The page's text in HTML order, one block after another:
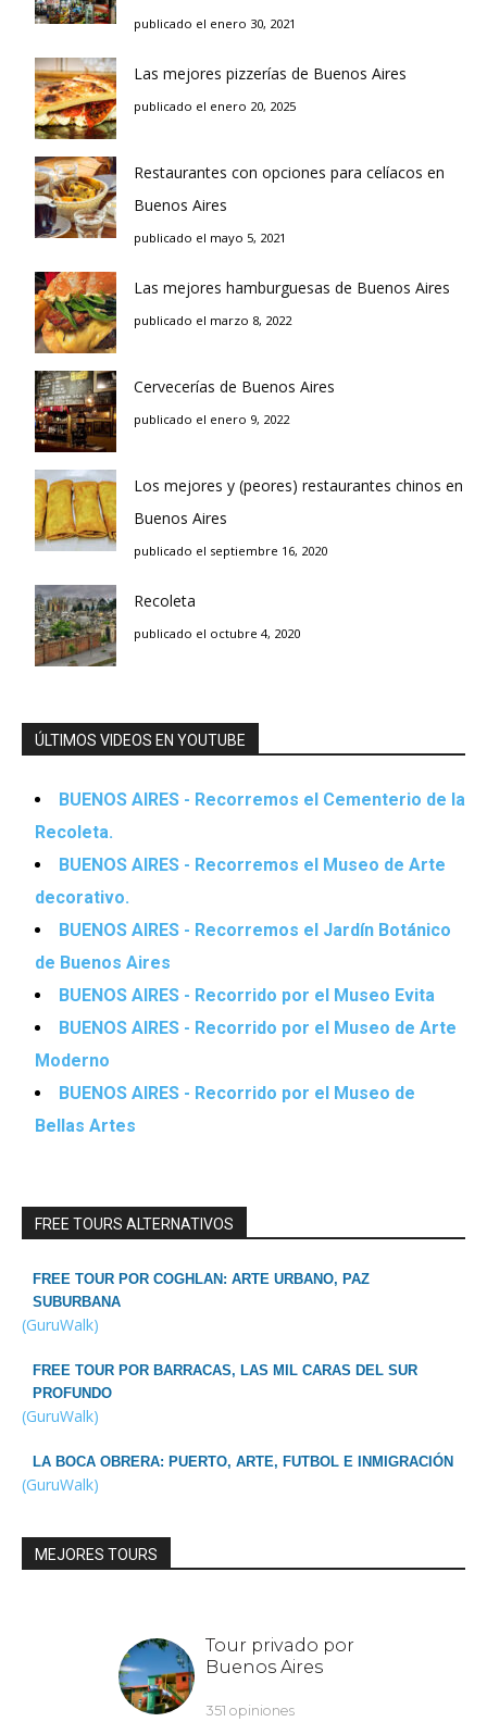
publicado el enero 30, 2021
Las mejores pizzerías de Buenos Aires
publicado el enero 20, 2025
Restaurantes con opciones para celíacos en
Buenos Aires
publicado el mayo 5, 2021
Las mejores hamburguesas de Buenos Aires
publicado el marzo 8, 2022
Cervecerías de Buenos Aires
publicado el enero 9, 2022
Los mejores y (peores) restaurantes chinos en
Buenos Aires
publicado el septiembre 16, 2020
Recoleta
publicado el octubre 4, 2020
ÚLTIMOS VIDEOS EN YOUTUBE
BUENOS AIRES - Recorremos el Cementerio de la
Recoleta.
BUENOS AIRES - Recorremos el Museo de Arte
decorativo.
BUENOS AIRES - Recorremos el Jardín Botánico
de Buenos Aires
BUENOS AIRES - Recorrido por el Museo Evita
BUENOS AIRES - Recorrido por el Museo de Arte
Moderno
BUENOS AIRES - Recorrido por el Museo de
Bellas Artes
FREE TOURS ALTERNATIVOS
FREE TOUR POR COGHLAN: ARTE URBANO, PAZ
SUBURBANA
(GuruWalk)
FREE TOUR POR BARRACAS, LAS MIL CARAS DEL SUR
PROFUNDO
(GuruWalk)
LA BOCA OBRERA: PUERTO, ARTE, FUTBOL E INMIGRACIÓN
(GuruWalk)
MEJORES TOURS